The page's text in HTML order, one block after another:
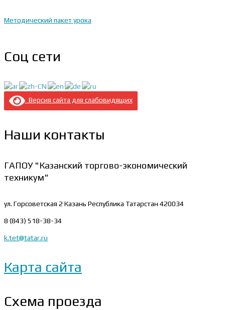
Методический пакет урока
Соц сети
Версия сайта для слабовидящих
Наши контакты
ГАПОУ "Казанский торгово-экономический
техникум"
ул. Горсоветская 2 Казань Республика Татарстан 420034
8 (843) 518-38-34
k.tet@tatar.ru
Карта сайта
Схема проезда